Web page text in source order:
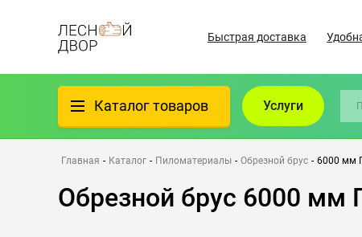
Быстрая доставка
Каталог товаров
Фанера
Пиломатериалы
Услуги
Главная - Каталог - Пиломатериалы - Обрезной брус - 6000 мм
Обрезной брус 6000 мм